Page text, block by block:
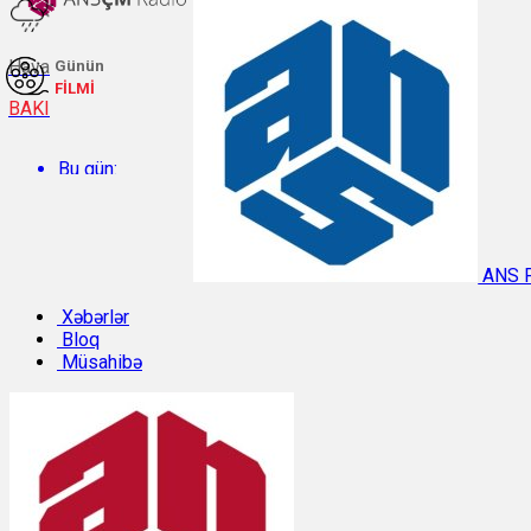
Hava
BAKI
Bu gün:
Temperatur: 30.4°C. Rütubət: 47%.
Sabah:
Günün
FİLMİ
ANS
Xəbərlər
Bloq
Müsahibə